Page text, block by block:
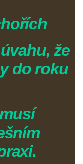
že
do roku